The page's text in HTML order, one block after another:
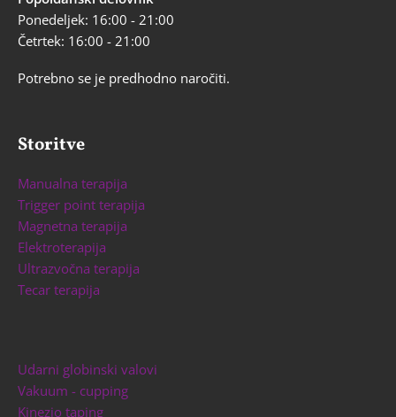
Ponedeljek: 16:00 - 21:00
Četrtek: 16:00 - 21:00
Potrebno se je predhodno naročiti.
Storitve
Manualna terapija
Trigger point terapija
Magnetna terapija
Elektroterapija
Ultrazvočna terapija
Tecar terapija
Udarni globinski valovi
Vakuum - cupping
Kinezio taping